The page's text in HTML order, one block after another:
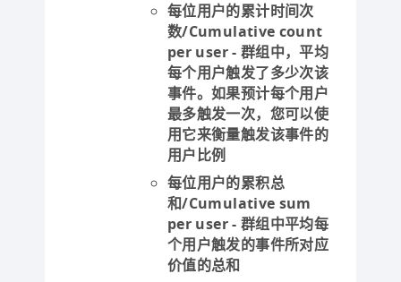
每位用户的累计时间次
数/Cumulative count
per user- 群组中，平均
每个用户触发了多少次该
事件。如果预计每个用户
最多触发一次，您可以使
用它来衡量触发该事件的
用户比例
每位用户的累积总
和/Cumulative sum
per user- 群组中平均每
个用户触发的事件所对应
价值的总和